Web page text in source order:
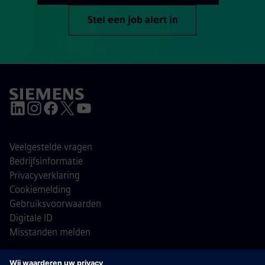
Stel een job alert in
Veelgestelde vragen
Bedrijfsinformatie
Privacyverklaring
Cookiemelding
Gebruiksvoorwaarden
Digitale ID
Misstanden melden